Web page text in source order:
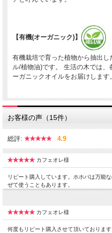
【有機(オーガニック)】
有機栽培で育った植物から抽出
ル/植物油)です。 生活の木では
ーガニックオイルをお届けします。
お客様の声（15件）
総評: 4.9
カフェオレ様
リピート購入しています。ホホバは万能
ぜて使うこともあります。
カフェオレ様
何度もリピート購入させて頂いております